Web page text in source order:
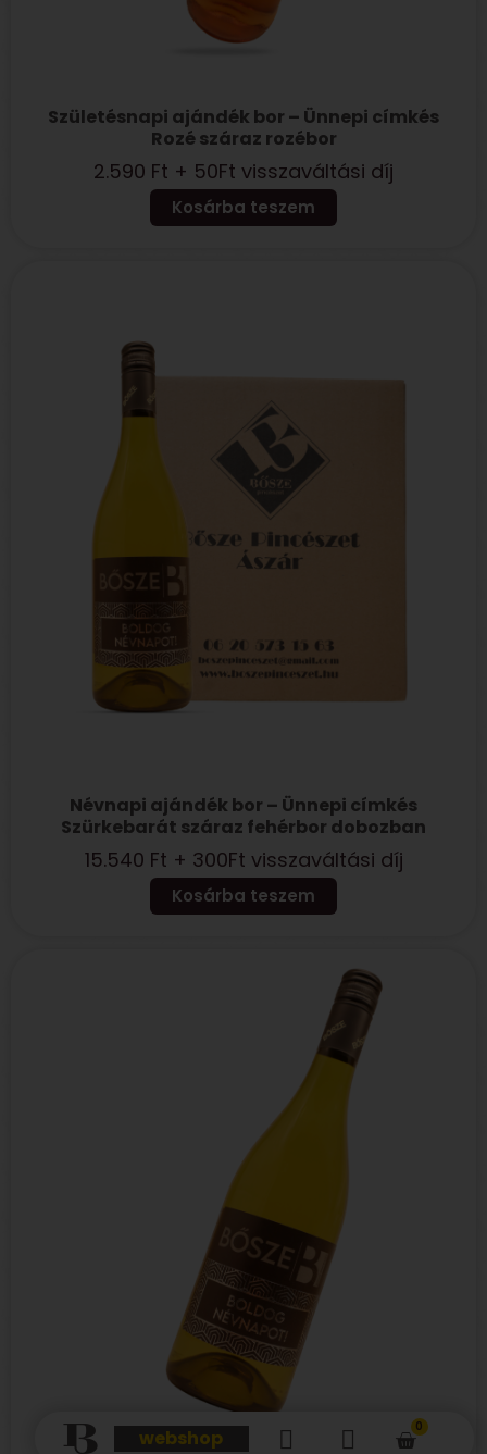
Születésnapi ajándék bor – Ünnepi címkés
Rozé száraz rozébor
2.590 Ft + 50Ft visszaváltási díj
Kosárba teszem
Névnapi ajándék bor – Ünnepi címkés
Szürkebarát száraz fehérbor dobozban
15.540 Ft + 300Ft visszaváltási díj
Kosárba teszem
webshop 0